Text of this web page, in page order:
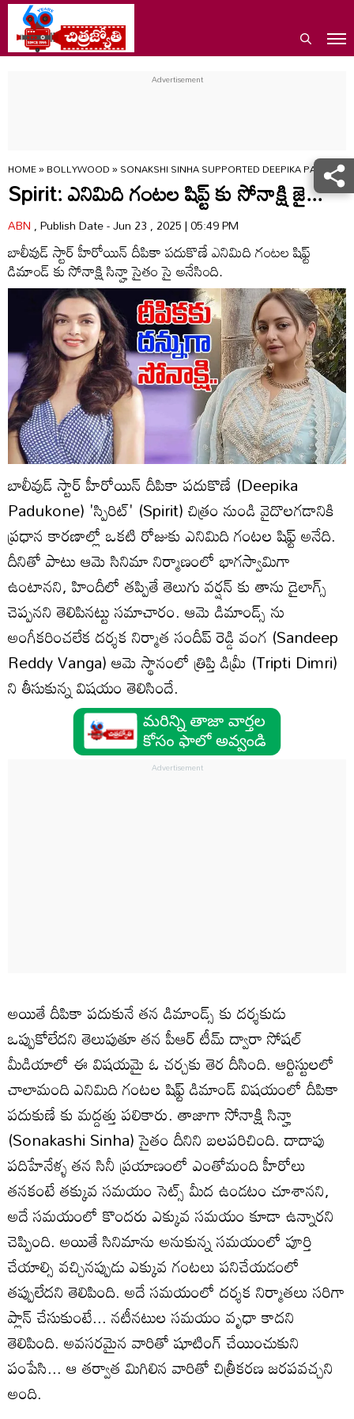
HOME»BOLLYWOOD»SONAKSHI SINHA SUPPORTED DEEPIKA
Spirit: ఎనిమిది గంటల షిప్ట్ కు సోనాక్షి జై...
ABN, Publish Date - Jun 23 , 2025 | 05:49 PM
బాలీవుడ్ స్టార్ హీరోయిన్ దీపికా పదుకొణే ఎనిమిది గంటల షిఫ్ట్
డిమాండ్ కు సోనాక్షి సిన్హా సైతం సై అనేసింది.
బాలీవుడ్ స్టార్ హీరోయిన్ దీపికా పదుకొణే (Deepika
Padukone) 'స్పిరిట్' (Spirit) చిత్రం నుండి వైదొలగడానికి
ప్రధాన కారణాల్లో ఒకటి రోజుకు ఎనిమిది గంటల షిఫ్ట్ అనేది.
దీనితో పాటు ఆమె సినిమా నిర్మాణంలో భాగస్వామిగా
ఉంటానని, హిందీలో తప్పితే తెలుగు వర్షన్ కు తాను డైలాగ్స్
చెప్పనని తెలిపినట్టు సమాచారం. ఆమె డిమాండ్స్ ను
అంగీకరించలేక దర్శక నిర్మాత సందీప్ రెడ్డి వంగ (Sandeep
Reddy Vanga) ఆమె స్థానంలో త్రిప్తి డిమ్రీ (Tripti Dimri)
ని తీసుకున్న విషయం తెలిసిందే.
అయితే దీపికా పదుకునే తన డిమాండ్స్ కు దర్శకుడు
ఒప్పుకోలేదని తెలుపుతూ తన పీఆర్ టీమ్ ద్వారా సోషల్
మీడియాలో ఈ విషయమై ఓ చర్చకు తెర దీసింది. ఆర్టిస్టులలో
చాలామంది ఎనిమిది గంటల షిఫ్ట్ డిమాండ్ విషయంలో దీపికా
పదుకుణే కు మద్దత్తు పలికారు. తాజాగా సోనాక్షి సిన్హా
(Sonakashi Sinha) సైతం దీనిని బలపరిచింది. దాదాపు
పదిహేనేళ్ళ తన సినీ ప్రయాణంలో ఎంతోమంది హీరోలు
తనకంటే తక్కువ సమయం సెట్స్ మీద ఉండటం చూశానని,
అదే సమయంలో కొందరు ఎక్కువ సమయం కూడా ఉన్నారని
చెప్పింది. అయితే సినిమాను అనుకున్న సమయంలో పూర్తి
చేయాల్సి వచ్చినప్పుడు ఎక్కువ గంటలు పనిచేయడంలో
తప్పులేదని తెలిపింది. అదే సమయంలో దర్శక నిర్మాతలు సరిగా
ప్లాన్ చేసుకుంటే... నటీనటుల సమయం వృధా కాదని
తెలిపింది. అవసరమైన వారితో షూటింగ్ చేయించుకుని
పంపేసి... ఆ తర్వాత మిగిలిన వారితో చిత్రీకరణ జరపవచ్చని
అంది.